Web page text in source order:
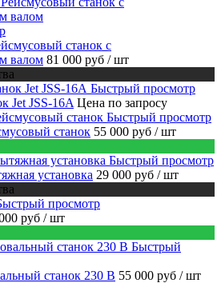
станок с
валом 81 000 руб / шт
Быстрый просмотр
Jet JSS-16A Цена по запросу
Быстрый просмотр
станок 55 000 руб / шт
Быстрый просмотр
установка 29 000 руб / шт
просмотр
руб / шт
Быстрый
станок 230 В 55 000 руб / шт